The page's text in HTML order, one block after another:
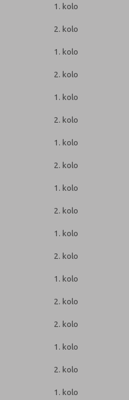
1. kolo
2. kolo
1. kolo
2. kolo
1. kolo
2. kolo
1. kolo
2. kolo
1. kolo
2. kolo
1. kolo
2. kolo
1. kolo
2. kolo
2. kolo
1. kolo
2. kolo
1. kolo